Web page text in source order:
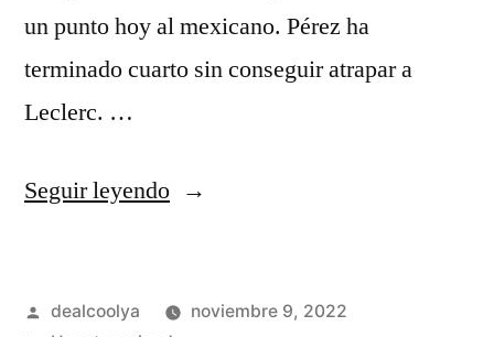
un punto hoy al mexicano. Pérez ha
terminado cuarto sin conseguir atrapar a
Leclerc. …
Seguir leyendo«camisetas
Publicado
dealcoolya
noviembre 9, 2022